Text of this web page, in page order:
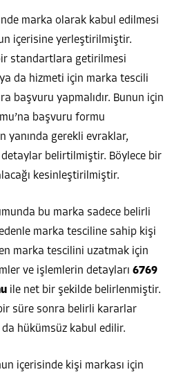
marka olarak kabul edilmesi
içerisine yerleştirilmiştir.
standartlara getirilmesi
da hizmeti için marka tescili
başvuru yapmalıdır. Bunun için
başvuru formu
yanında gerekli evraklar,
belirtilmiştir. Böylece bir
kesinleştirilmiştir.
bu marka sadece belirli
marka tesciline sahip kişi
marka tescilini uzatmak için
ve işlemlerin detayları 6769
ile net bir şekilde belirlenmiştir.
süre sonra belirli kararlar
hükümsüz kabul edilir.
içerisinde kişi markası için